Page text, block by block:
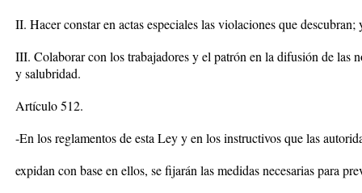
II. Hacer constar en actas especiales las violaciones que descubran;
III. Colaborar con los trabajadores y el patrón en la difusión de las
y salubridad.
Artículo 512.
-En los reglamentos de esta Ley y en los instructivos que las
expidan con base en ellos, se fijarán las medidas necesarias para